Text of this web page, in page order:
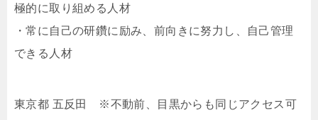
極的に取り組める人材
・常に自己の研鑽に励み、前向きに努力し、自己管理
できる人材
東京都 五反田 ※不動前、目黒からも同じアクセス可